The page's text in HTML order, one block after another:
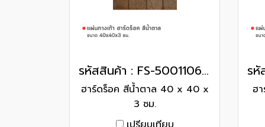
รหัสสินค้า : FS-50011062 ฮาร์ดร็อค สีน้ำตาล 40 x 40 x 3 ซม.
ฮาร์ดร็อค สีน้ำตาล 40 x 40 x
3 ซม.
ฮ